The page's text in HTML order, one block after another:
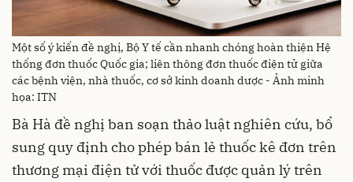
Một số ý kiến đề nghị, Bộ Y tế cần nhanh chóng hoàn thiện Hệ
thống đơn thuốc Quốc gia; liên thông đơn thuốc điện tử giữa
các bệnh viện, nhà thuốc, cơ sở kinh doanh dược - Ảnh minh
họa: ITN
Bà Hà đề nghị ban soạn thảo luật nghiên cứu, bổ
sung quy định cho phép bán lẻ thuốc kê đơn trên
thương mại điện tử với thuốc được quản lý trên